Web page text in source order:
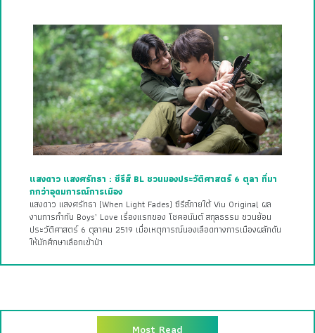
แสงดาว แสงศรัทธา : ซีรีส์ BL ชวนมองประวัติศาสตร์ 6 ตุลา ที่มา
กกว่าอุดมการณ์การเมือง
แสงดาว แสงศรัทธา (When Light Fades) ซีรีส์ภายใต้ Viu Original ผล
งานการกำกับ Boys’ Love เรื่องแรกของ โชคอนันต์ สกุลธรรม ชวนย้อน
ประวัติศาสตร์ 6 ตุลาคม 2519 เมื่อเหตุการณ์นองเลือดทางการเมืองผลักดัน
ให้นักศึกษาเลือกเข้าป่า
Most Read